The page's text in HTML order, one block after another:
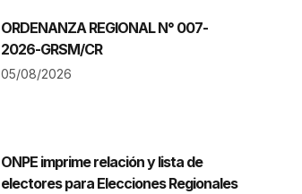
ORDENANZA REGIONAL N° 007-
2026-GRSM/CR
05/08/2026
ONPE imprime relación y lista de
electores para Elecciones Regionales